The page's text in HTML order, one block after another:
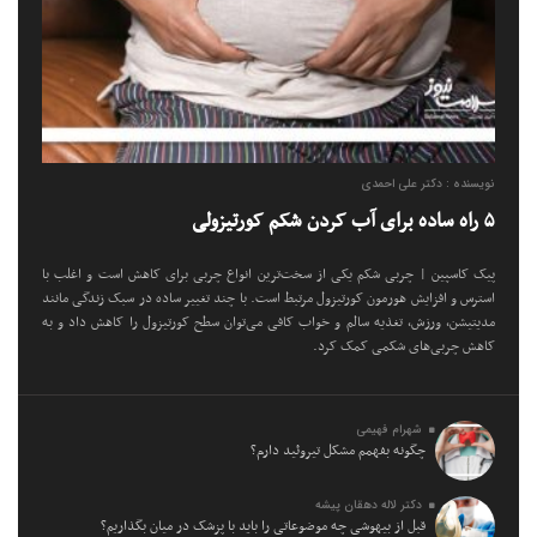
نویسنده : دکتر علی احمدی
۵ راه ساده برای آب کردن شکم کورتیزولی
پیک کاسپین | چربی شکم یکی از سخت‌ترین انواع چربی برای کاهش است و اغلب با
استرس و افزایش هورمون کورتیزول مرتبط است. با چند تغییر ساده در سبک زندگی مانند
مدیتیشن، ورزش، تغذیه سالم و خواب کافی می‌توان سطح کورتیزول را کاهش داد و به
کاهش چربی‌های شکمی کمک کرد.
شهرام فهیمی
چگونه بفهمم مشکل تیروئید دارم؟
دکتر لاله دهقان پیشه
قبل از بیهوشی چه موضوعاتی را باید با پزشک در میان بگذاریم؟